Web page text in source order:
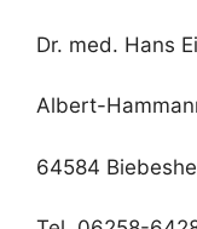
Dr. med. Hans
Albert-
64584